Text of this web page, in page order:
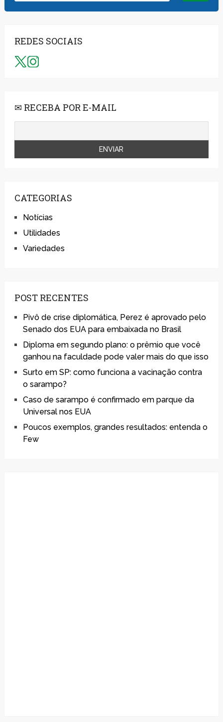
REDES SOCIAIS
✉ RECEBA POR E-MAIL
CATEGORIAS
Notícias
Utilidades
Variedades
POST RECENTES
Pivô de crise diplomática, Perez é aprovado pelo
Senado dos EUA para embaixada no Brasil
Diploma em segundo plano: o prêmio que você
ganhou na faculdade pode valer mais do que isso
Surto em SP: como funciona a vacinação contra
o sarampo?
Caso de sarampo é confirmado em parque da
Universal nos EUA
Poucos exemplos, grandes resultados: entenda o
Few